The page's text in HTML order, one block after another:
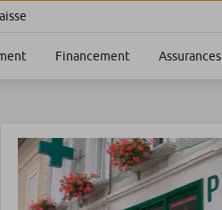
Financement Assurances